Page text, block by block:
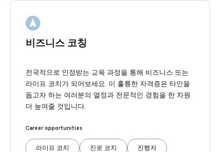
비즈니스 코칭
전국적으로 인정받는 교육 과정을 통해 비즈니스 또는
라이프 코치가 되어보세요. 이 훌륭한 자격증은 타인을
돕고자 하는 여러분의 열정과 전문적인 경험을 한 차원
더 높여줄 것입니다.
Career opportunities
라이프 코치 진로 코치 진행자